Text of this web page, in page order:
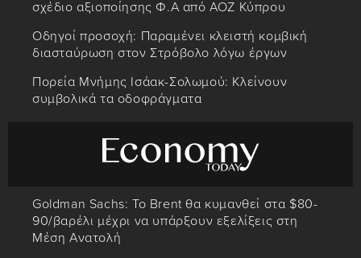
σχέδιο αξιοποίησης Φ.Α από ΑΟΖ Κύπρου
Οδηγοί προσοχή: Παραμένει κλειστή κομβική
διασταύρωση στον Στρόβολο λόγω έργων
Πορεία Μνήμης Ισάακ-Σολωμού: Κλείνουν
συμβολικά τα οδοφράγματα
Goldman Sachs: Το Brent θα κυμανθεί στα $80-
90/βαρέλι μέχρι να υπάρξουν εξελίξεις στη
Μέση Ανατολή